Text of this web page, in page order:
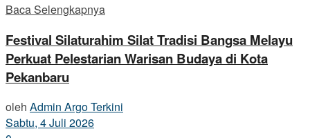
Baca Selengkapnya
Festival Silaturahim Silat Tradisi Bangsa Melayu
Perkuat Pelestarian Warisan Budaya di Kota
Pekanbaru
oleh Admin Argo Terkini
Sabtu, 4 Juli 2026